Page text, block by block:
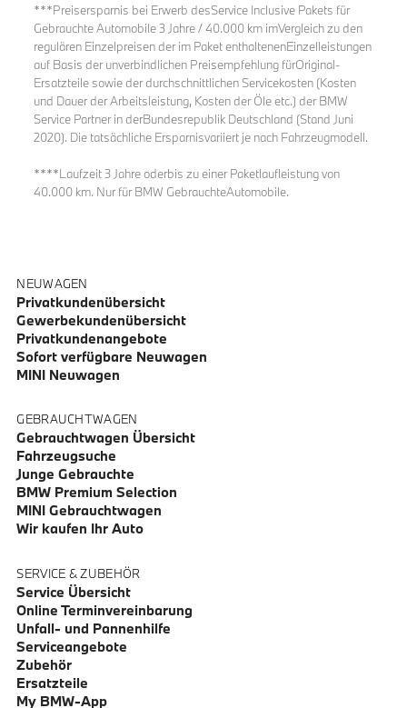
***Preisersparnis bei Erwerb desService Inclusive Pakets für
Gebrauchte Automobile 3 Jahre / 40.000 km imVergleich zu den
regulären Einzelpreisen der im Paket enthaltenenEinzelleistungen
auf Basis der unverbindlichen Preisempfehlung fürOriginal-
Ersatzteile sowie der durchschnittlichen Servicekosten (Kosten
und Dauer der Arbeitsleistung, Kosten der Öle etc.) der BMW
Service Partner in derBundesrepublik Deutschland (Stand Juni
2020). Die tatsächliche Ersparnisvariiert je nach Fahrzeugmodell.
****Laufzeit 3 Jahre oderbis zu einer Paketlaufleistung von
40.000 km. Nur für BMW GebrauchteAutomobile.
NEUWAGEN
Privatkundenübersicht
Gewerbekundenübersicht
Privatkundenangebote
Sofort verfügbare Neuwagen
MINI Neuwagen
GEBRAUCHTWAGEN
Gebrauchtwagen Übersicht
Fahrzeugsuche
Junge Gebrauchte
BMW Premium Selection
MINI Gebrauchtwagen
Wir kaufen Ihr Auto
SERVICE & ZUBEHÖR
Service Übersicht
Online Terminvereinbarung
Unfall- und Pannenhilfe
Serviceangebote
Zubehör
Ersatzteile
My BMW-App